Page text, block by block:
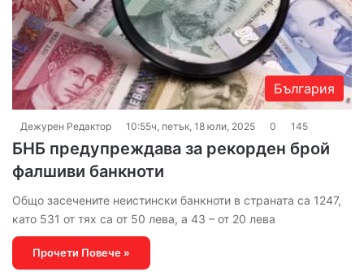
България
Дежурен Редактор 10:55ч, петък, 18 юли, 2025 0 145
БНБ предупреждава за рекорден брой
фалшиви банкноти
Общо засечените неистински банкноти в страната са 1247,
като 531 от тях са от 50 лева, а 43 – от 20 лева
Прочети Повече »